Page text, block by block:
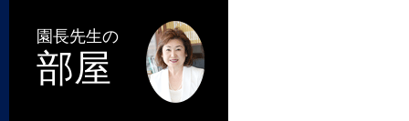
園長先生の
部屋